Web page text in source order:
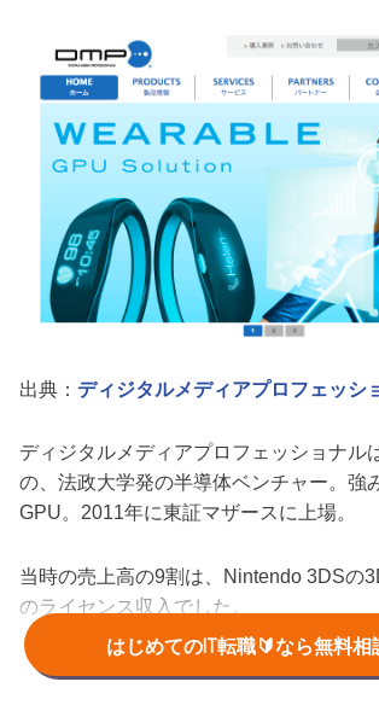
はじめてのIT転職🔰なら無料相
出典： ディジタルメディアプロフェッシ
ディジタルメディアプロフェッショナル
の、法政大学発の半導体ベンチャー。強
GPU。2011年に東証マザースに上場。
当時の売上高の9割は、Nintendo 3DSの
のライセンス収入でした。
2018年現在、同社の主力は自動運転向